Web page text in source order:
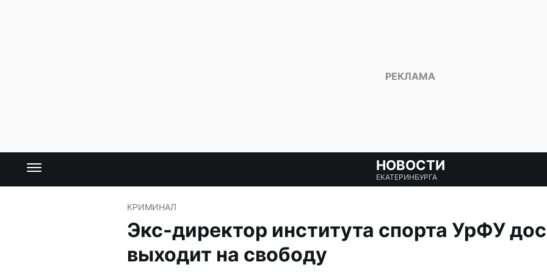
НОВОСТИ
ЕКАТЕРИНБУРГА
КРИМИНАЛ
Экс-директор института спорта УрФУ
выходит на свободу